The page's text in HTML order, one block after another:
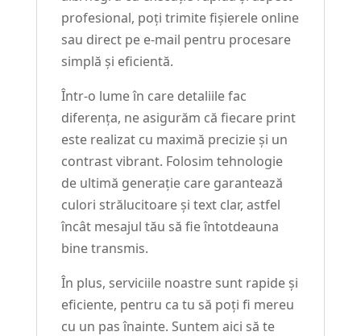
profesional, poți trimite fișierele online
sau direct pe e-mail pentru procesare
simplă și eficientă.
Într-o lume în care detaliile fac
diferența, ne asigurăm că fiecare print
este realizat cu maximă precizie și un
contrast vibrant. Folosim tehnologie
de ultimă generație care garantează
culori strălucitoare și text clar, astfel
încât mesajul tău să fie întotdeauna
bine transmis.
În plus, serviciile noastre sunt rapide și
eficiente, pentru ca tu să poți fi mereu
cu un pas înainte. Suntem aici să te